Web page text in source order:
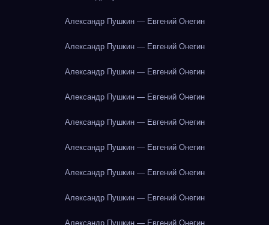
Александр Пушкин — Евгений Онегин
Александр Пушкин — Евгений Онегин
Александр Пушкин — Евгений Онегин
Александр Пушкин — Евгений Онегин
Александр Пушкин — Евгений Онегин
Александр Пушкин — Евгений Онегин
Александр Пушкин — Евгений Онегин
Александр Пушкин — Евгений Онегин
Александр Пушкин — Евгений Онегин